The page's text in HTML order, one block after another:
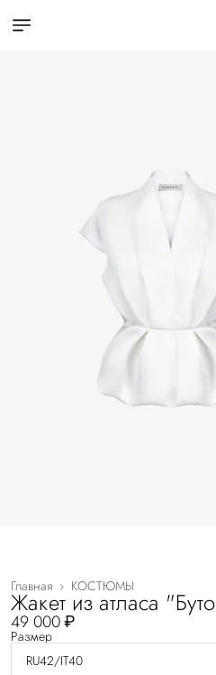
КОСТЮМЫ
Главная ›
Жакет из атласа
49 000 ₽
Размер
RU42/IT40